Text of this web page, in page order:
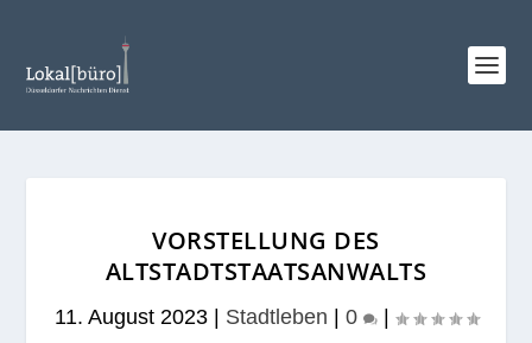
VORSTELLUNG DES
ALTSTADTSTAATSANWALTS
11. August 2023| Stadtleben 0 |